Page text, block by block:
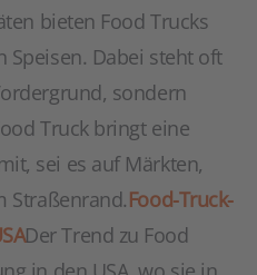
bieten Food Trucks
Speisen. Dabei steht oft
sondern
Truck bringt eine
sei es auf Märkten,
Straßenrand.Food-Truck-
Der Trend zu Food